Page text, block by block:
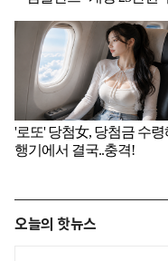
오늘의 핫뉴스